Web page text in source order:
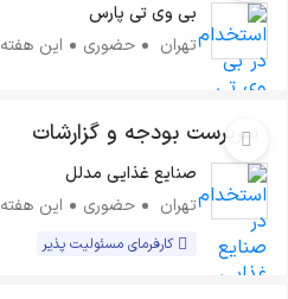
بی وی تی پارس
تهران
حضوری این هفته
سرپرست بودجه و گزارشات
صنایع غذایی مدلل
تهران
حضوری این هفته
کارفرمای مسئولیت پذیر